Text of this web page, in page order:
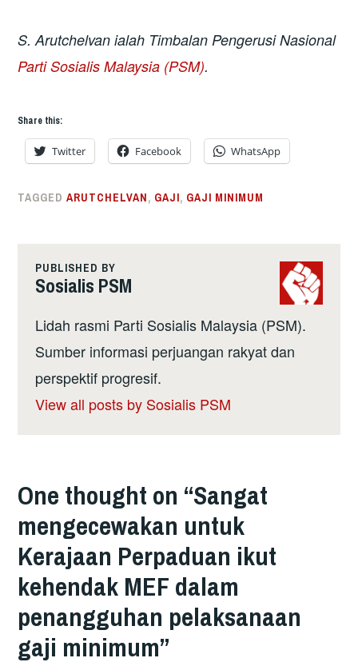
S. Arutchelvan ialah Timbalan Pengerusi Nasional
Parti Sosialis Malaysia (PSM).
Share this:
Twitter Facebook WhatsApp
TAGGEDARUTCHELVAN, GAJI, GAJI MINIMUM
PUBLISHED BY
Sosialis PSM
Lidah rasmi Parti Sosialis Malaysia (PSM).
Sumber informasi perjuangan rakyat dan
perspektif progresif.
View all posts by Sosialis PSM
One thought on “Sangat
mengecewakan untuk
Kerajaan Perpaduan ikut
kehendak MEF dalam
penangguhan pelaksanaan
gaji minimum”